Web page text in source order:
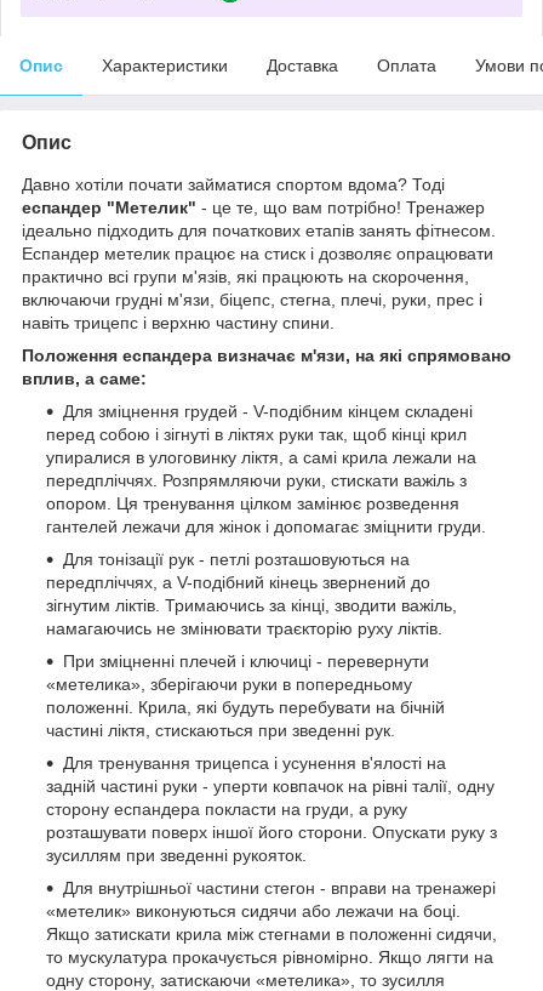
Опис Характеристики Доставка Оплата Умови
Опис
Давно хотіли почати займатися спортом вдома? Тоді
еспандер "Метелик" - це те, що вам потрібно! Тренажер
ідеально підходить для початкових етапів занять фітнесом.
Еспандер метелик працює на стиск і дозволяє опрацювати
практично всі групи м'язів, які працюють на скорочення,
включаючи грудні м'язи, біцепс, стегна, плечі, руки, прес і
навіть трицепс і верхню частину спини.
Положення еспандера визначає м'язи, на які спрямовано
вплив, а саме:
Для зміцнення грудей - V-подібним кінцем складені
перед собою і зігнуті в ліктях руки так, щоб кінці крил
упиралися в улоговинку ліктя, а самі крила лежали на
передпліччях. Розпрямляючи руки, стискати важіль з
опором. Ця тренування цілком замінює розведення
гантелей лежачи для жінок і допомагає зміцнити груди.
Для тонізації рук - петлі розташовуються на
передпліччях, а V-подібний кінець звернений до
зігнутим ліктів. Тримаючись за кінці, зводити важіль,
намагаючись не змінювати траєкторію руху ліктів.
При зміцненні плечей і ключиці - перевернути
«метелика», зберігаючи руки в попередньому
положенні. Крила, які будуть перебувати на бічній
частині ліктя, стискаються при зведенні рук.
Для тренування трицепса і усунення в'ялості на
задній частині руки - уперти ковпачок на рівні талії, одну
сторону еспандера покласти на груди, а руку
розташувати поверх іншої його сторони. Опускати руку з
зусиллям при зведенні рукояток.
Для внутрішньої частини стегон - вправи на тренажері
«метелик» виконуються сидячи або лежачи на боці.
Якщо затискати крила між стегнами в положенні сидячи,
то мускулатура прокачується рівномірно. Якщо лягти на
одну сторону, затискаючи «метелика», то зусилля